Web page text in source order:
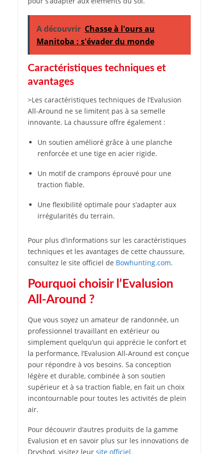
A découvrir Chasse à l'ours au
Manitoba : s'évader du monde
Caractéristiques techniques et
avantages
>Les caractéristiques techniques de l’Evalusion
All-Around ne se limitent pas à sa semelle
innovante. La chaussure offre également :
Un soutien amélioré grâce à une planche
renforcée et une tige en acier rigide.
Un motif de crampons éprouvé pour une
traction fiable.
Une flexibilité optimale pour s’adapter aux
irrégularités du terrain.
Pour plus d’informations sur les caractéristiques
techniques et les avantages de cette chaussure,
consultez le site officiel de Bowhunting.com.
Pourquoi choisir l’Evalusion
All-Around ?
Que vous soyez un amateur de randonnée, un
professionnel travaillant en extérieur ou
simplement quelqu’un qui apprécie le confort et
la performance, l’Evalusion All-Around est conçue
pour répondre à vos besoins. Sa conception
légère et durable, combinée à son soutien
supérieur et à sa traction fiable, en fait un choix
incontournable pour toutes les activités de plein
air.
Pour découvrir d’autres produits de la gamme
Evalusion et en savoir plus sur les innovations de
Dryshod, visitez leur site officiel.